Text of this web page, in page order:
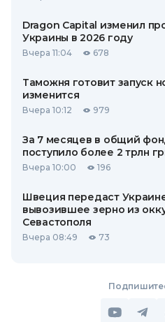
Dragon Capital изменил
Украины в 2026 году
Вчера 11:04 678
Таможня готовит запуск
изменится
Вчера 10:12 979
За 7 месяцев в общий
поступило более 2 трлн
Вчера 10:00 196
Швеция передаст
вывозившее зерно из
Севастополя
Вчера 08:49 73